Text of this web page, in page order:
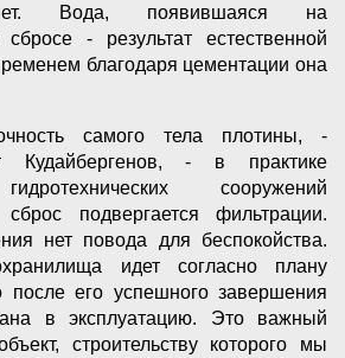
нет. Вода, появившаяся на
сбросе - результат естественной
благодаря цементации она
самого тела плотины, -
Кудайбергенов, - в практике
сооружений
сброс подвергается фильтрации.
нет повода для беспокойства.
идет согласно плану
после его успешного завершения
в эксплуатацию. Это важный
строительству которого мы